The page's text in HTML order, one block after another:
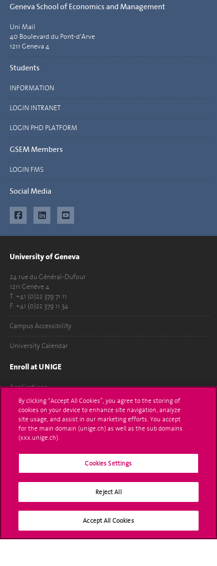
Geneva School of Economics and Management
Uni Mail
40 Boulevard du Pont-d'Arve
1211 Geneva 4
Students
INFORMATION
LOGIN INTRANET
LOGIN PHD PLATFORM
GSEM Members
LOGIN FMS
Social Media
University of Geneva
24 rue du Général-Dufour
1211 Genève 4
T. +41 (0)22 379 71 11
F. +41 (0)22 379 11 34
Campus Accessibility
University Calendar
Enroll at UNIGE
Applications
Administrative procedures
Ask a question
Social Media
By clicking “Accept All Cookies”, you agree to the storing of
cookies on your device to enhance site navigation, analyze
site usage, and assist in our marketing efforts. You accept
for the main domain (unige.ch) as well as the sub domains
(xxx.unige.ch).
Cookies Settings
Reject All
Accept All Cookies